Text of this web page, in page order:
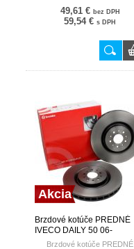
49,61 € bez DPH
59,54 € s DPH
Akcia
Brzdové kotúče PREDNÉ
IVECO DAILY 50 06-
BREMBO
Brzdové kotúče PREDNÉ